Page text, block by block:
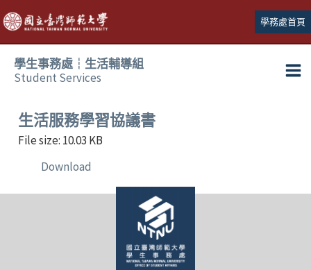
跳
至
主
學務處首頁
學生事務處┆生活輔導組
Student Services
生活服務學習協議書
File size: 10.03 KB
Download